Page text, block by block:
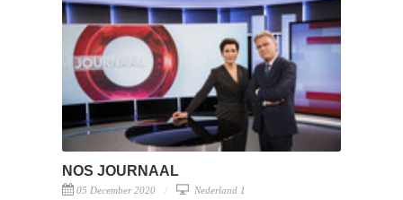
NOS JOURNAAL
05 December 2020 Nederland 1